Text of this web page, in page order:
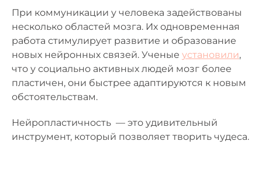
При коммуникации у человека задействованы
несколько областей мозга. Их одновременная
работа стимулирует развитие и образование
новых нейронных связей. Ученые установили,
что у социально активных людей мозг более
пластичен, они быстрее адаптируются к новым
обстоятельствам.
Нейропластичность — это удивительный
инструмент, который позволяет творить чудеса.